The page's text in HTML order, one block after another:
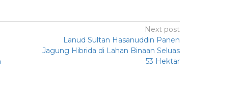
Next post
Lanud Sultan Hasanuddin Panen
Jagung Hibrida di Lahan Binaan Seluas
53 Hektar